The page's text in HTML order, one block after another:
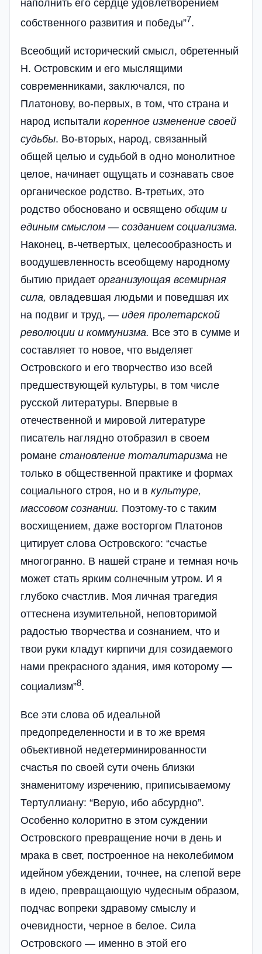
наполнить его сердце удовлетворением
собственного развития и победы”7.
Всеобщий исторический смысл, обретенный
Н. Островским и его мыслящими
современниками, заключался, по
Платонову, во-первых, в том, что страна и
народ испытали коренное изменение своей
судьбы. Во-вторых, народ, связанный
общей целью и судьбой в одно монолитное
целое, начинает ощущать и сознавать свое
органическое родство. В-третьих, это
родство обосновано и освящено общим и
единым смыслом — созданием социализма.
Наконец, в-четвертых, целесообразность и
воодушевленность всеобщему народному
бытию придает организующая всемирная
сила, овладевшая людьми и поведшая их
на подвиг и труд, — идея пролетарской
революции и коммунизма. Все это в сумме и
составляет то новое, что выделяет
Островского и его творчество изо всей
предшествующей культуры, в том числе
русской литературы. Впервые в
отечественной и мировой литературе
писатель наглядно отобразил в своем
романе становление тоталитаризма не
только в общественной практике и формах
социального строя, но и в культуре,
массовом сознании. Поэтому-то с таким
восхищением, даже восторгом Платонов
цитирует слова Островского: “счастье
многогранно. В нашей стране и темная ночь
может стать ярким солнечным утром. И я
глубоко счастлив. Моя личная трагедия
оттеснена изумительной, неповторимой
радостью творчества и сознанием, что и
твои руки кладут кирпичи для созидаемого
нами прекрасного здания, имя которому —
социализм”8.
Все эти слова об идеальной
предопределенности и в то же время
объективной недетерминированности
счастья по своей сути очень близки
знаменитому изречению, приписываемому
Тертуллиану: “Верую, ибо абсурдно”.
Особенно колоритно в этом суждении
Островского превращение ночи в день и
мрака в свет, построенное на неколебимом
идейном убеждении, точнее, на слепой вере
в идею, превращающую чудесным образом,
подчас вопреки здравому смыслу и
очевидности, черное в белое. Сила
Островского — именно в этой его